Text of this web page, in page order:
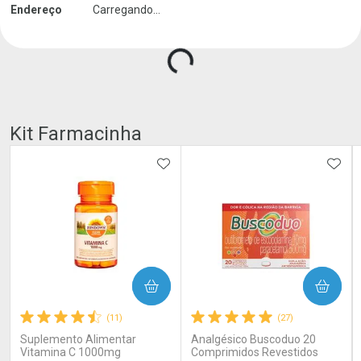
Endereço Carregando...
Carregando produtos do seller...
Kit Farmacinha
(11)
Suplemento Alimentar
Vitamina C 1000mg
ADICIONAR AOS FAVORITOS
COMPRAR
(27)
Analgésico Buscoduo 20
Comprimidos Revestidos
COMPRAR